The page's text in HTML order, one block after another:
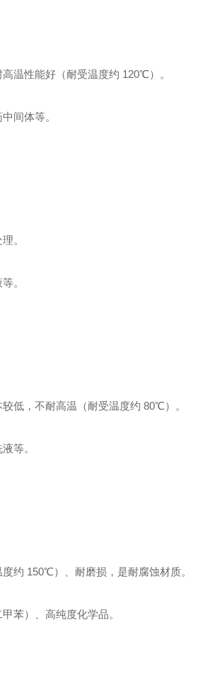
温性能好（耐受温度约 120℃）。
间体等。
。
。
低，不耐高温（耐受温度约 80℃）。
等。
约 150℃）、耐磨损，是耐腐蚀材质。
苯）、高纯度化学品。